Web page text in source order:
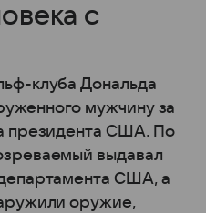
с
клуба Дональда
мужчину за
президента США. По
выдавал
США, а
оружие,